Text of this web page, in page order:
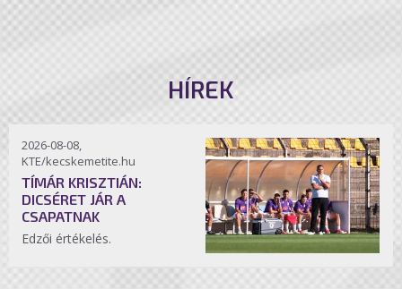
HÍREK
2026-08-08,
KTE/kecskemetite.hu
TÍMÁR KRISZTIÁN:
DICSÉRET JÁR A
CSAPATNAK
Edzői értékelés.